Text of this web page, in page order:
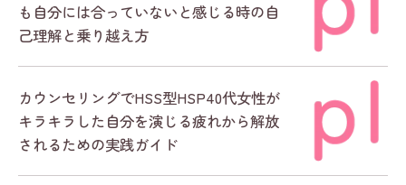
も自分には合っていないと感じる時の自
己理解と乗り越え方
カウンセリングでHSS型HSP40代女性が
キラキラした自分を演じる疲れから解放
されるための実践ガイド